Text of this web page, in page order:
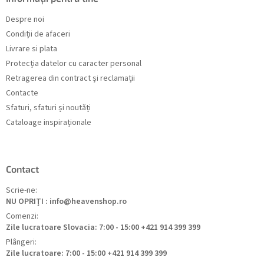
Despre noi
Condiții de afaceri
Livrare si plata
Protecția datelor cu caracter personal
Retragerea din contract și reclamații
Contacte
Sfaturi, sfaturi și noutăți
Cataloage inspiraționale
Contact
Scrie-ne:
NU OPRIȚI : info@heavenshop.ro
Comenzi:
Zile lucratoare Slovacia: 7:00 - 15:00 +421 914 399 399
Plângeri:
Zile lucratoare: 7:00 - 15:00 +421 914 399 399